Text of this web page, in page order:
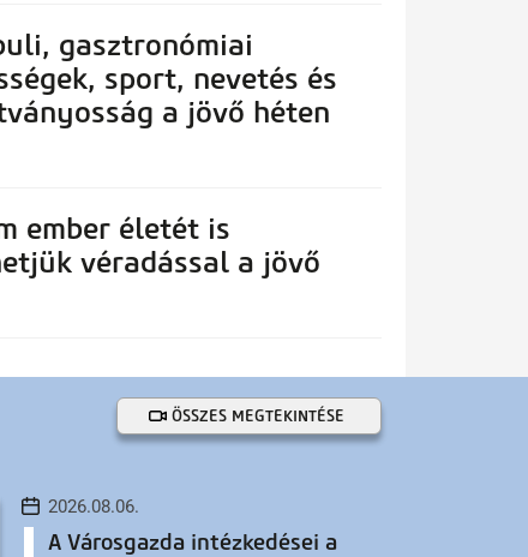
gasztronómiai
sport, nevetés és
a jövő héten
ember életét is
véradással a jövő
ÖSSZES MEGTEKINTÉSE
2026.08.06.
A Városgazda intézkedései a